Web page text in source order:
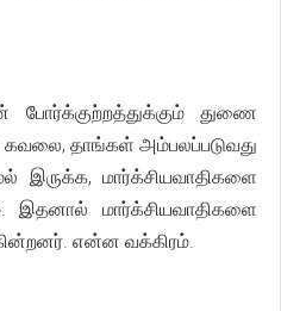
போர்க்குற்றத்துக்கும் துணை
கவலை, தாங்கள் அம்பலப்படுவது
இருக்க, மார்க்சியவாதிகளை
இதனால் மார்க்சியவாதிகளை
என்ன வக்கிரம்.